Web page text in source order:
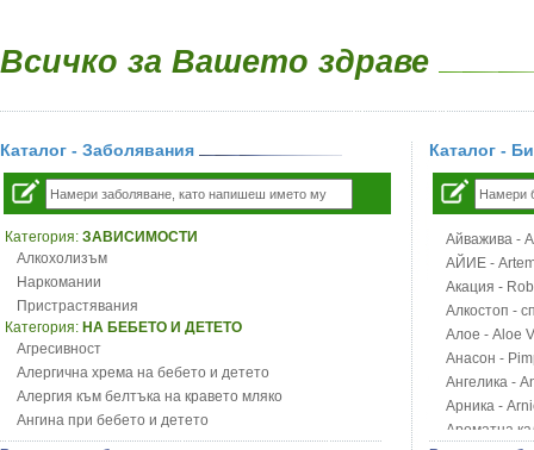
Всичко за Вашето здраве
Каталог - Заболявания
Категория: ЗАВИСИМОСТИ
Алкохолизъм
Наркомании
Пристрастявания
Категория: НА БЕБЕТО И ДЕТЕТО
Агресивност
Алергична хрема на бебето и детето
Алергия към белтъка на кравето мляко
Ангина при бебето и детето
Анемия при бебето и детето
Каталог -
Айважива -
АЙИЕ -
Акация -
Алкостоп -
Алое - Aloe
Анасон -
Ангелика -
Арника -
Ароматна